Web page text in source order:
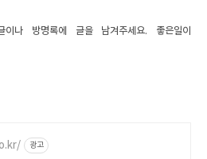
나 방명록에 글을 남겨주세요. 좋은일이
광고